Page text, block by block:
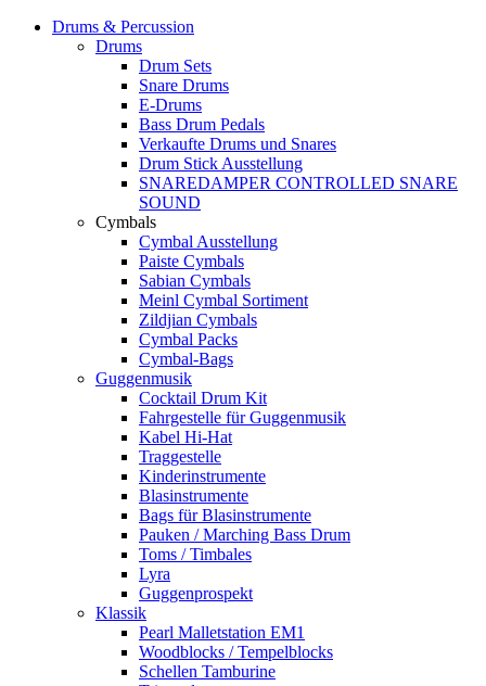
Drums & Percussion
Drums
Drum Sets
Snare Drums
E-Drums
Bass Drum Pedals
Verkaufte Drums und Snares
Drum Stick Ausstellung
SNAREDAMPER CONTROLLED SNARE
SOUND
Cymbals
Cymbal Ausstellung
Paiste Cymbals
Sabian Cymbals
Meinl Cymbal Sortiment
Zildjian Cymbals
Cymbal Packs
Cymbal-Bags
Guggenmusik
Cocktail Drum Kit
Fahrgestelle für Guggenmusik
Kabel Hi-Hat
Traggestelle
Kinderinstrumente
Blasinstrumente
Bags für Blasinstrumente
Pauken / Marching Bass Drum
Toms / Timbales
Lyra
Guggenprospekt
Klassik
Pearl Malletstation EM1
Woodblocks / Tempelblocks
Schellen Tamburine